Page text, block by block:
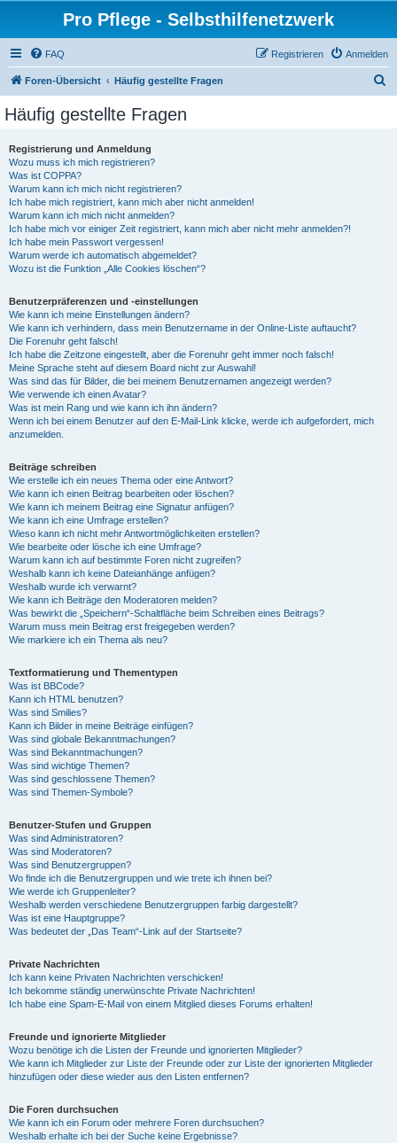
Pro Pflege - Selbsthilfenetzwerk
FAQ Anmelden
Registrieren
Foren-Übersicht Häufig gestellte Fragen
Häufig gestellte Fragen
Registrierung und Anmeldung
Wozu muss ich mich registrieren?
Was ist COPPA?
Warum kann ich mich nicht registrieren?
Ich habe mich registriert, kann mich aber nicht anmelden!
Warum kann ich mich nicht anmelden?
Ich habe mich vor einiger Zeit registriert, kann mich aber nicht mehr anmelden?!
Ich habe mein Passwort vergessen!
Warum werde ich automatisch abgemeldet?
Wozu ist die Funktion „Alle Cookies löschen“?
Benutzerpräferenzen und -einstellungen
Wie kann ich meine Einstellungen ändern?
Wie kann ich verhindern, dass mein Benutzername in der Online-Liste auftaucht?
Die Forenuhr geht falsch!
Ich habe die Zeitzone eingestellt, aber die Forenuhr geht immer noch falsch!
Meine Sprache steht auf diesem Board nicht zur Auswahl!
Was sind das für Bilder, die bei meinem Benutzernamen angezeigt werden?
Wie verwende ich einen Avatar?
Was ist mein Rang und wie kann ich ihn ändern?
Wenn ich bei einem Benutzer auf den E-Mail-Link klicke, werde ich aufgefordert, mich
anzumelden.
Beiträge schreiben
Wie erstelle ich ein neues Thema oder eine Antwort?
Wie kann ich einen Beitrag bearbeiten oder löschen?
Wie kann ich meinem Beitrag eine Signatur anfügen?
Wie kann ich eine Umfrage erstellen?
Wieso kann ich nicht mehr Antwortmöglichkeiten erstellen?
Wie bearbeite oder lösche ich eine Umfrage?
Warum kann ich auf bestimmte Foren nicht zugreifen?
Weshalb kann ich keine Dateianhänge anfügen?
Weshalb wurde ich verwarnt?
Wie kann ich Beiträge den Moderatoren melden?
Was bewirkt die „Speichern“-Schaltfläche beim Schreiben eines Beitrags?
Warum muss mein Beitrag erst freigegeben werden?
Wie markiere ich ein Thema als neu?
Textformatierung und Thementypen
Was ist BBCode?
Kann ich HTML benutzen?
Was sind Smilies?
Kann ich Bilder in meine Beiträge einfügen?
Was sind globale Bekanntmachungen?
Was sind Bekanntmachungen?
Was sind wichtige Themen?
Was sind geschlossene Themen?
Was sind Themen-Symbole?
Benutzer-Stufen und Gruppen
Was sind Administratoren?
Was sind Moderatoren?
Was sind Benutzergruppen?
Wo finde ich die Benutzergruppen und wie trete ich ihnen bei?
Wie werde ich Gruppenleiter?
Weshalb werden verschiedene Benutzergruppen farbig dargestellt?
Was ist eine Hauptgruppe?
Was bedeutet der „Das Team“-Link auf der Startseite?
Private Nachrichten
Ich kann keine Privaten Nachrichten verschicken!
Ich bekomme ständig unerwünschte Private Nachrichten!
Ich habe eine Spam-E-Mail von einem Mitglied dieses Forums erhalten!
Freunde und ignorierte Mitglieder
Wozu benötige ich die Listen der Freunde und ignorierten Mitglieder?
Wie kann ich Mitglieder zur Liste der Freunde oder zur Liste der ignorierten Mitglieder
hinzufügen oder diese wieder aus den Listen entfernen?
Die Foren durchsuchen
Wie kann ich ein Forum oder mehrere Foren durchsuchen?
Weshalb erhalte ich bei der Suche keine Ergebnisse?